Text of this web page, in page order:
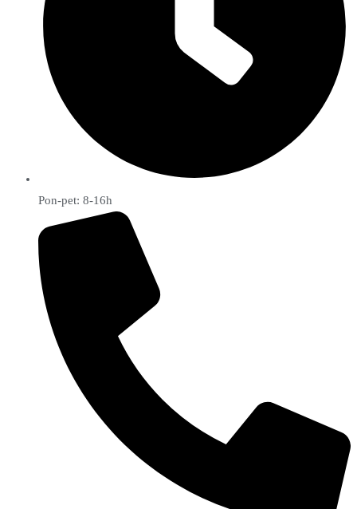
Pon-pet: 8-16h